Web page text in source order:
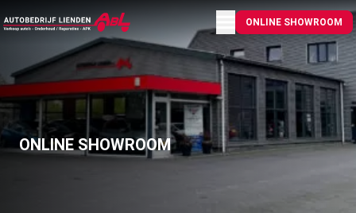
Menu openen
ONLINE SHOWROOM
ONLINE SHOWROOM